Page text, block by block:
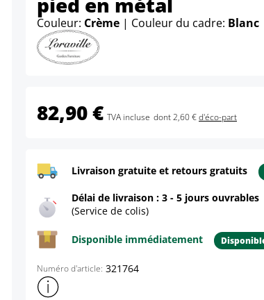
Couleur: Crème | Couleur du cadre: Blanc
82,90 € TVA incluse dont 2,60 €d'éco-part
Livraison gratuite et retours gratuits
Délai de livraison : 3 - 5 jours ouvrables
(Service de colis)
Disponible immédiatement
Numéro d'article: 321764
Afficher plus d'informations sur le produit